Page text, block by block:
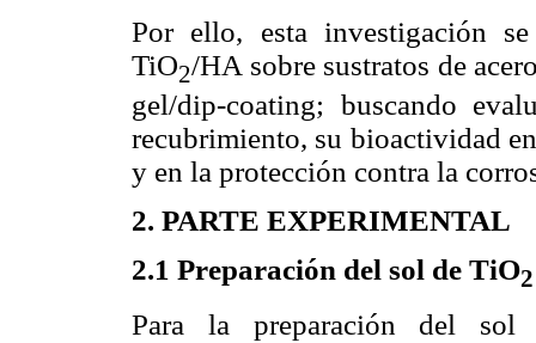
Por ello, esta investigación
TiO2/HA sobre sustratos de
gel/dip-coating; buscando
recubrimiento, su bioactividad
y en la protección contra la
2. PARTE EXPERIMENTAL
2.1 Preparación del sol de TiO2
Para la preparación del